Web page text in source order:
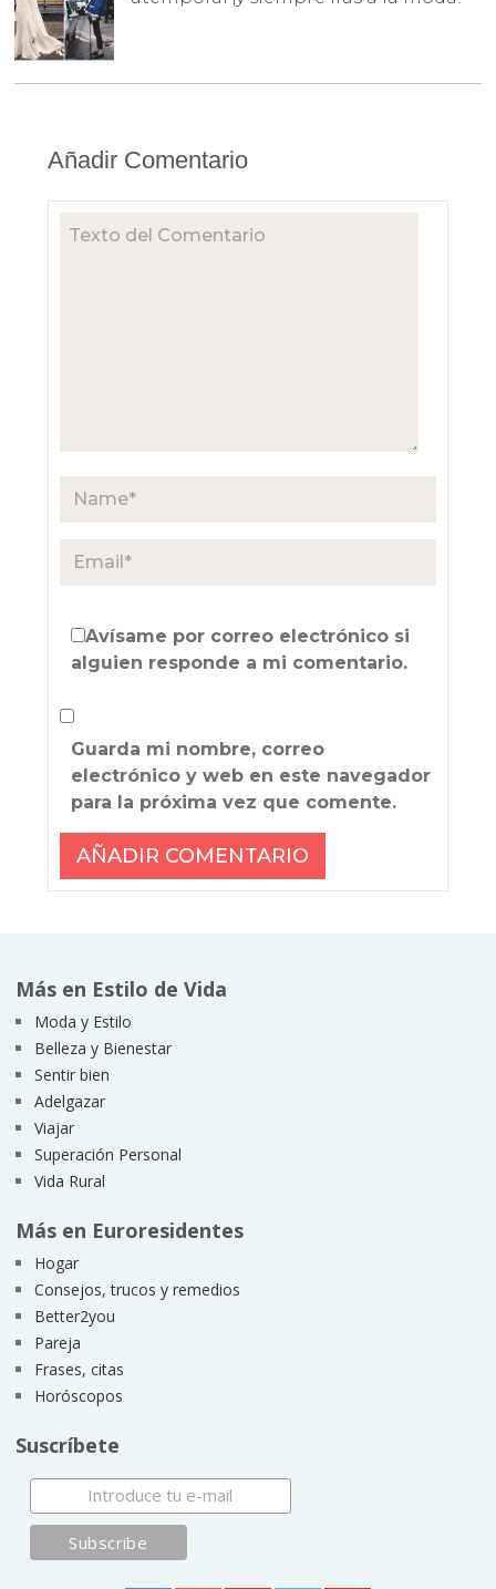
Añadir Comentario
Avísame por correo electrónico si
alguien responde a mi comentario.
Guarda mi nombre, correo
electrónico y web en este navegador
para la próxima vez que comente.
Más en Estilo de Vida
Moda y Estilo
Belleza y Bienestar
Sentir bien
Adelgazar
Viajar
Superación Personal
Vida Rural
Más en Euroresidentes
Hogar
Consejos, trucos y remedios
Better2you
Pareja
Frases, citas
Horóscopos
Suscríbete